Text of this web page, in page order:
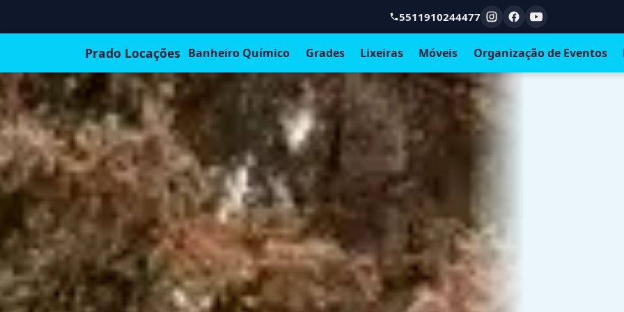
5511910244477
Prado Locações Banheiro Químico Grades Lixeiras Móveis Organização de Eventos